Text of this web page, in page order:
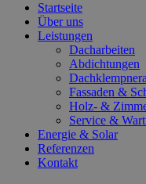
Startseite
Über uns
Leistungen
Dacharbeiten
Abdichtungen
Fassaden &
Holz- &
Service &
Energie & Solar
Referenzen
Kontakt